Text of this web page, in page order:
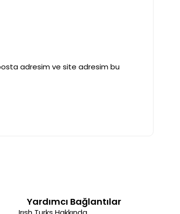
adresim ve site adresim bu
Yardımcı Bağlantılar